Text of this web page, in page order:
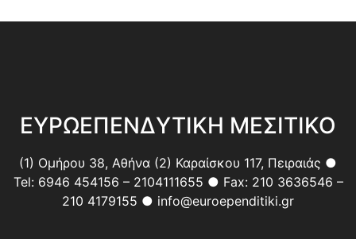
ΕΥΡΩΕΠΕΝΔΥΤΙΚΗ ΜΕΣΙΤΙΚΟ
(1) Ομήρου 38, Αθήνα (2) Καραίσκου 117, Πειραιάς ●
Tel: 6946 454156 – 2104111655 ● Fax: 210 3636546 –
210 4179155 ● info@euroependitiki.gr